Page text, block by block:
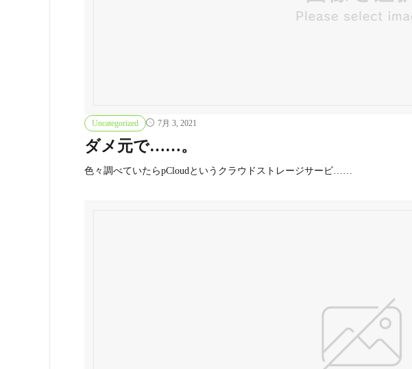
Uncategorized 7月 3, 2021
ダメ元で……。
色々調べていたらpCloudというクラウドストレージサービ……